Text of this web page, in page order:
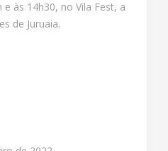
às 14h30, no Vila Fest, a
de Juruaia.